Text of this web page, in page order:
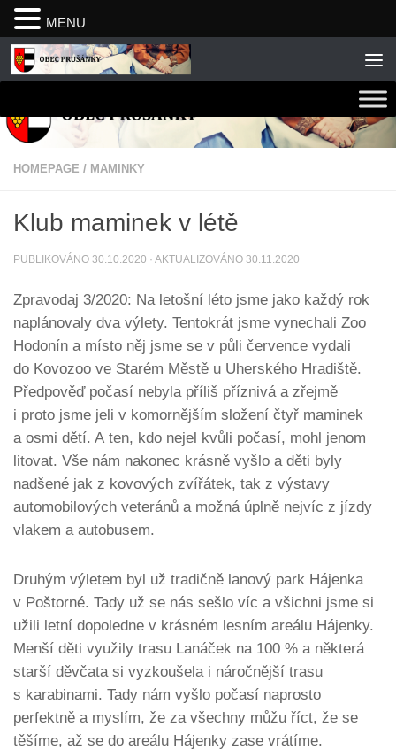
Skip to content
HOMEPAGE / MAMINKY
Klub maminek v létě
PUBLIKOVÁNO 30.10.2020 · AKTUALIZOVÁNO 30.11.2020
Zpravodaj 3/2020: Na letošní léto jsme jako každý rok
naplánovaly dva výlety. Tentokrát jsme vynechali Zoo
Hodonín a místo něj jsme se v půli července vydali
do Kovozoo ve Starém Městě u Uherského Hradiště.
Předpověď počasí nebyla příliš příznivá a zřejmě
i proto jsme jeli v komornějším složení čtyř maminek
a osmi dětí. A ten, kdo nejel kvůli počasí, mohl jenom
litovat. Vše nám nakonec krásně vyšlo a děti byly
nadšené jak z kovových zvířátek, tak z výstavy
automobilových veteránů a možná úplně nejvíc z jízdy
vlakem a autobusem.
Druhým výletem byl už tradičně lanový park Hájenka
v Poštorné. Tady už se nás sešlo víc a všichni jsme si
užili letní dopoledne v krásném lesním areálu Hájenky.
Menší děti využily trasu Lanáček na 100 % a některá
starší děvčata si vyzkoušela i náročnější trasu
s karabinami. Tady nám vyšlo počasí naprosto
perfektně a myslím, že za všechny můžu říct, že se
těšíme, až se do areálu Hájenky zase vrátíme.
MENU